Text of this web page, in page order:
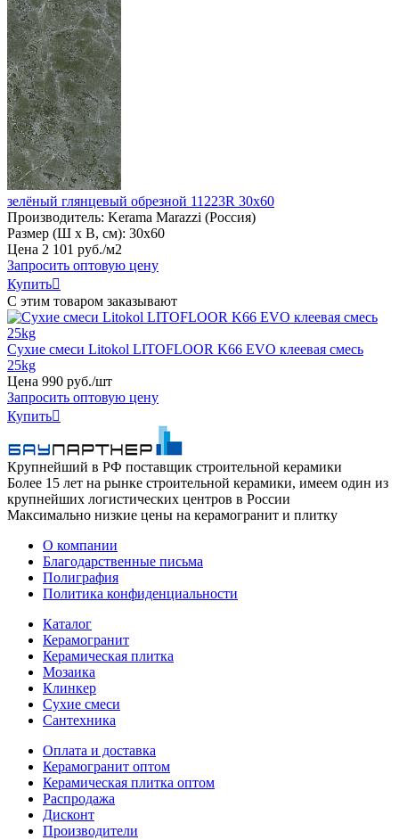
зелёный глянцевый обрезной 11223R 30x60
Производитель: Kerama Marazzi (Россия)
Размер (Ш х В, см): 30х60
Цена 2 101 руб./м2
Запросить оптовую цену
Купить
С этим товаром заказывают
Сухие смеси Litokol LITOFLOOR K66 EVO клеевая смесь
25kg
Цена 990 руб./шт
Запросить оптовую цену
Купить
Крупнейший в РФ поставщик строительной керамики
Более 15 лет на рынке строительной керамики, имеем один из
крупнейших логистических центров в России
Максимально низкие цены на керамогранит и плитку
О компании
Благодарственные письма
Полиграфия
Политика конфиденциальности
Каталог
Керамогранит
Керамическая плитка
Мозаика
Клинкер
Сухие смеси
Сантехника
Оплата и доставка
Керамогранит оптом
Керамическая плитка оптом
Распродажа
Дисконт
Производители